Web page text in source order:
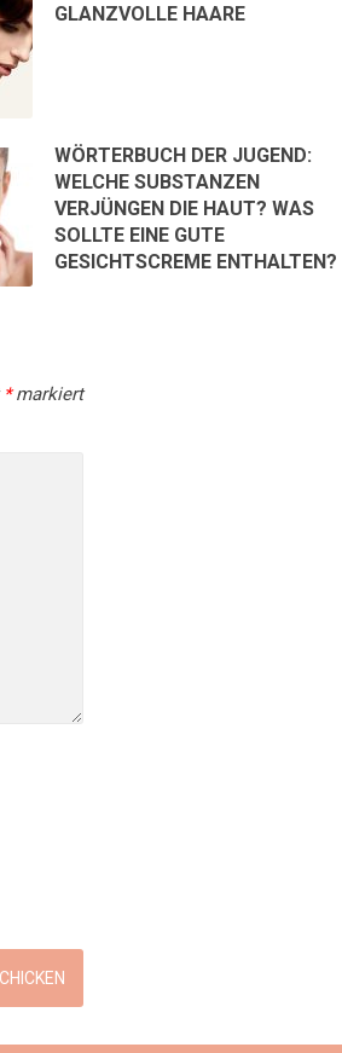
GLANZVOLLE HAARE
WÖRTERBUCH DER JUGEND:
WELCHE SUBSTANZEN
VERJÜNGEN DIE HAUT? WAS
SOLLTE EINE GUTE
GESICHTSCREME ENTHALTEN?
*markiert